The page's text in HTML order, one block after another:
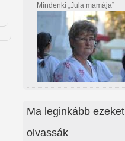
Mindenki „Jula mamája”
Ma leginkább ezeket
olvassák